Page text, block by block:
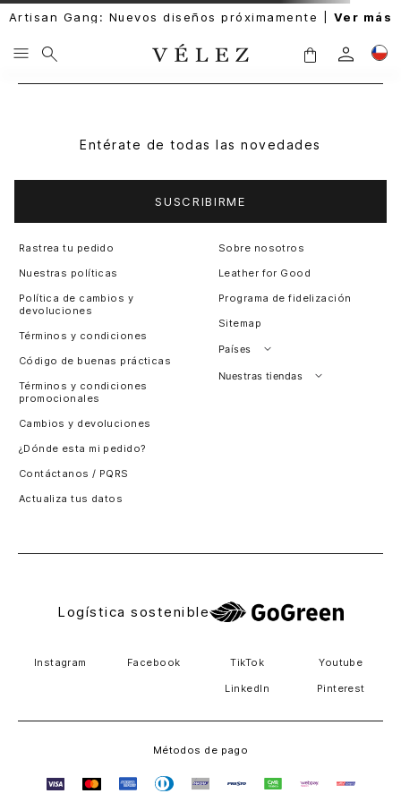
Artisan Gang: Nuevos diseños próximamente | Ver más
Entérate de todas las novedades
SUSCRIBIRME
Rastrea tu pedido
Nuestras políticas
Política de cambios y
devoluciones
Términos y condiciones
Código de buenas prácticas
Términos y condiciones
promocionales
Cambios y devoluciones
¿Dónde esta mi pedido?
Contáctanos / PQRS
Actualiza tus datos
Sobre nosotros
Leather for Good
Programa de fidelización
Sitemap
Países
Perú
Nuestras tiendas
Logística sostenible
Instagram Facebook TikTok Youtube
LinkedIn Pinterest
Métodos de pago